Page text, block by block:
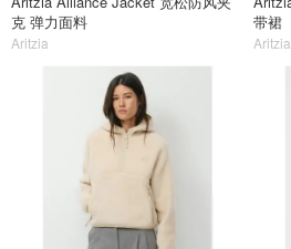
克 弹力面料
Aritzia
带裙
Aritzia